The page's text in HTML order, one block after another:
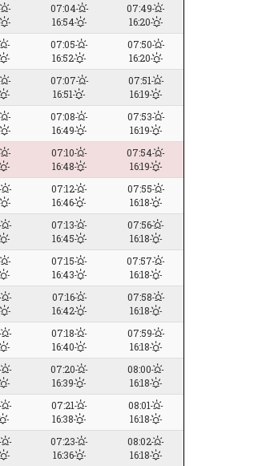
07:04
16:54
07:49
16:20
07:05
16:52
07:50
16:20
07:07
16:51
07:51
16:19
07:08
16:49
07:53
16:19
07:10
16:48
07:54
16:19
07:12
16:46
07:55
16:18
07:13
16:45
07:56
16:18
07:15
16:43
07:57
16:18
07:16
16:42
07:58
16:18
07:18
16:40
07:59
16:18
07:20
16:39
08:00
16:18
07:21
16:38
08:01
16:18
07:23
16:36
08:02
16:18